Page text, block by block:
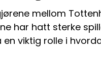
mellom
har hatt sterke
viktig rolle i